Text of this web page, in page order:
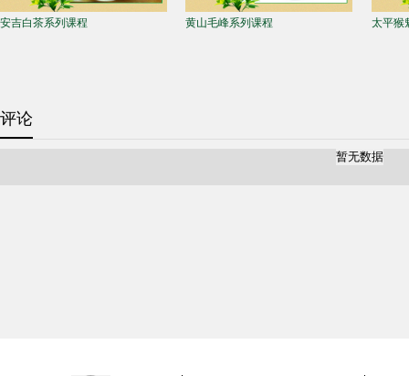
安吉白茶系列课程 黄山毛峰系列课程 太平猴
评论
暂无数据